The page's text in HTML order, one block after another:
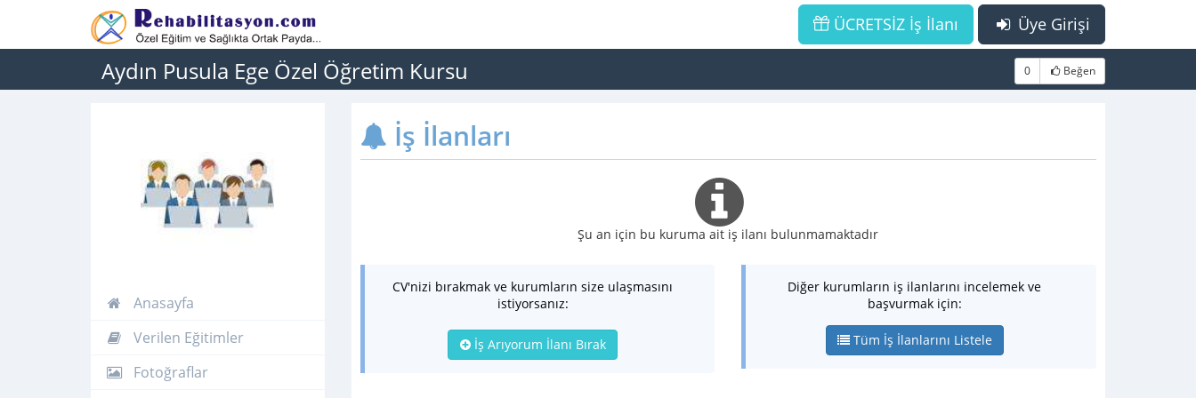
Üye Girişi
ÜCRETSİZ İş İlanı
Aydın Pusula Ege Özel Öğretim Kursu 0 Beğen
Anasayfa
Verilen Eğitimler
Fotoğraflar
İş İlanları
Şu an için bu kuruma ait iş ilanı bulunmamaktadır
CV'nizi bırakmak ve kurumların size ulaşmasını
istiyorsanız:
İş Arıyorum İlanı Bırak
Diğer kurumların iş ilanlarını incelemek ve
başvurmak için:
Tüm İş İlanlarını Listele